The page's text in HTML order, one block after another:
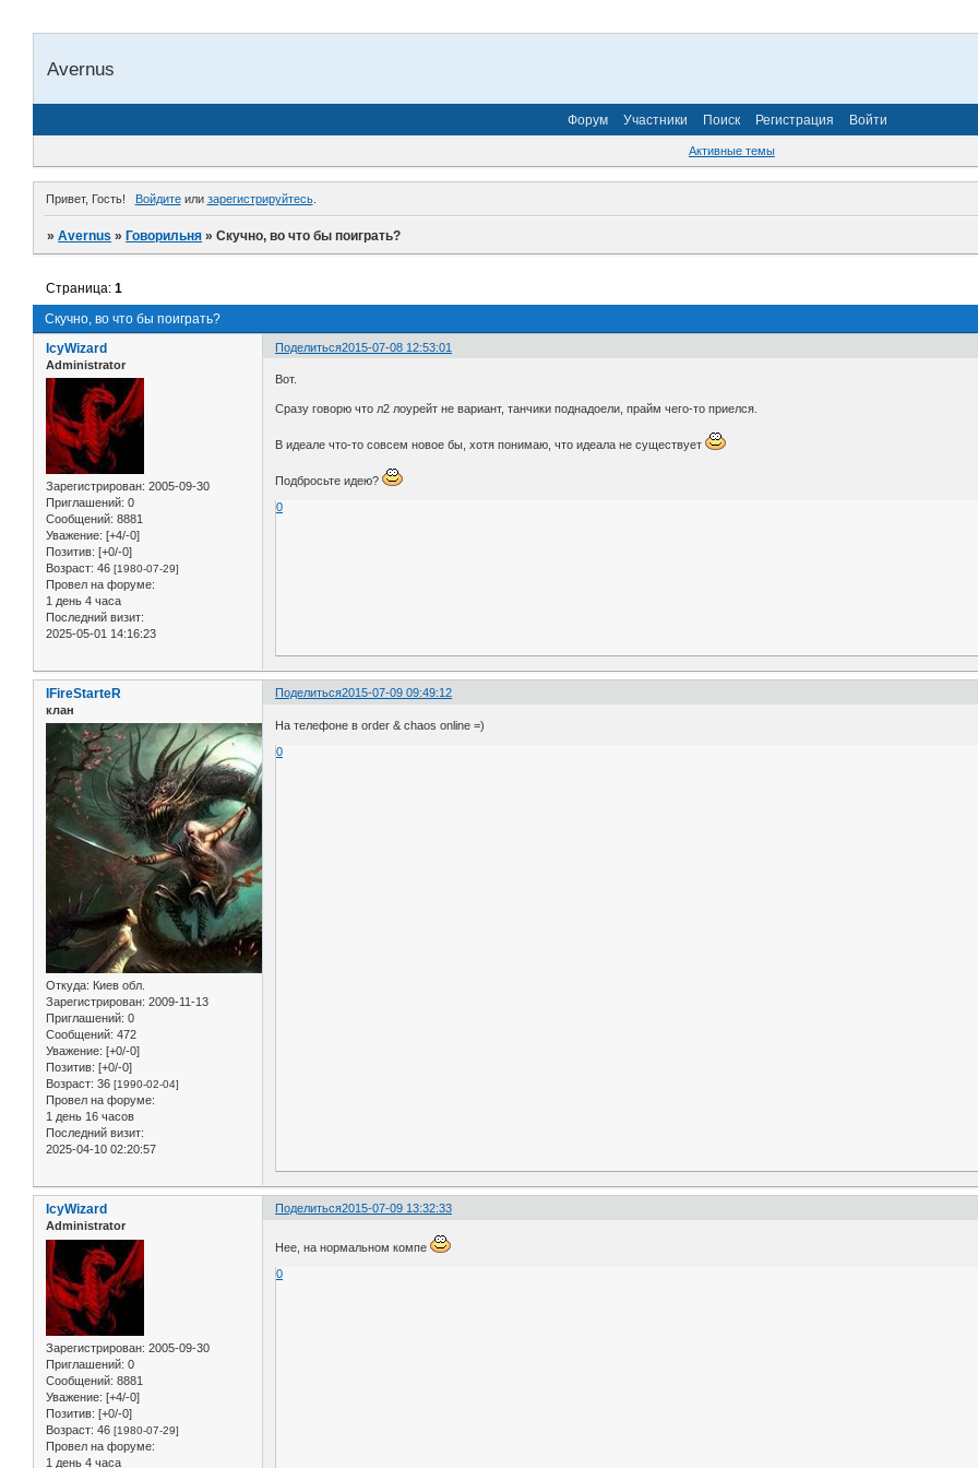
Avernus
Форум Участники Поиск Регистрация Войти
Активные темы
Привет, Гость! Войдитеили зарегистрируйтесь.
»Avernus »Говорильня »Скучно, во что бы поиграть?
Скучно, во что бы поиграть?
Страница:1
Поделиться2015-07-08 12:53:01
IcyWizard
Administrator
Зарегистрирован: 2005-09-30
Приглашений: 0
Сообщений: 8881
Уважение: [+4/-0]
Позитив: [+0/-0]
Возраст: 46 [1980-07-29]
Провел на форуме:
1 день 4 часа
Последний визит:
2025-05-01 14:16:23
Вот.
Сразу говорю что л2 лоурейт не вариант, танчики поднадоели, прайм чего-то приелся.
В идеале что-то совсем новое бы, хотя понимаю, что идеала не существует
Подбросьте идею?
0
Поделиться2015-07-09 09:49:12
IFireStarteR
клан
Откуда: Киев обл.
Зарегистрирован: 2009-11-13
Приглашений: 0
Сообщений: 472
Уважение: [+0/-0]
Позитив: [+0/-0]
Возраст: 36 [1990-02-04]
Провел на форуме:
1 день 16 часов
Последний визит:
2025-04-10 02:20:57
На телефоне в order & chaos online =)
0
Поделиться2015-07-09 13:32:33
IcyWizard
Administrator
Зарегистрирован: 2005-09-30
Приглашений: 0
Сообщений: 8881
Уважение: [+4/-0]
Позитив: [+0/-0]
Возраст: 46 [1980-07-29]
Провел на форуме:
1 день 4 часа
Нее, на нормальном компе
0